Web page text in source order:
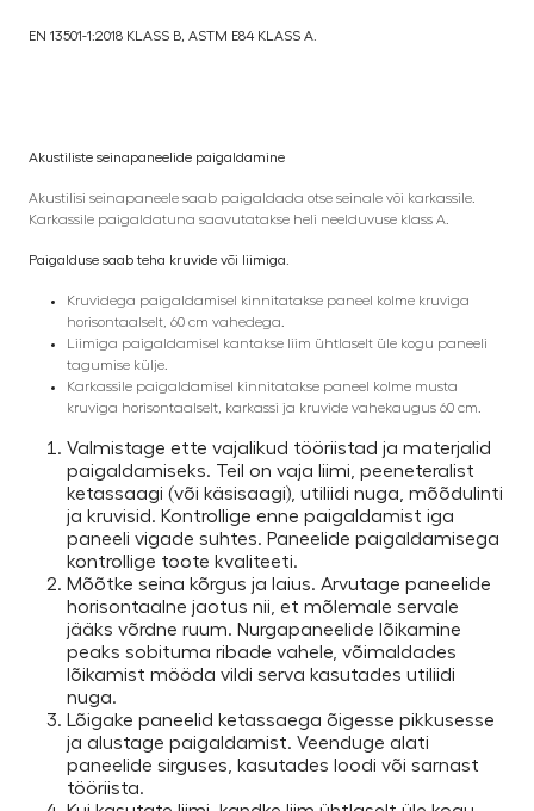
EN 13501-1:2018 KLASS B, ASTM E84 KLASS A.
Akustiliste seinapaneelide paigaldamine
Akustilisi seinapaneele saab paigaldada otse seinale või karkassile.
Karkassile paigaldatuna saavutatakse heli neelduvuse klass A.
Paigalduse saab teha kruvide või liimiga.
Kruvidega paigaldamisel kinnitatakse paneel kolme kruviga
horisontaalselt, 60 cm vahedega.
Liimiga paigaldamisel kantakse liim ühtlaselt üle kogu paneeli
tagumise külje.
Karkassile paigaldamisel kinnitatakse paneel kolme musta
kruviga horisontaalselt, karkassi ja kruvide vahekaugus 60 cm.
Valmistage ette vajalikud tööriistad ja materjalid
paigaldamiseks. Teil on vaja liimi, peeneteralist
ketassaagi (või käsisaagi), utiliidi nuga, mõõdulinti
ja kruvisid. Kontrollige enne paigaldamist iga
paneeli vigade suhtes. Paneelide paigaldamisega
kontrollige toote kvaliteeti.
Mõõtke seina kõrgus ja laius. Arvutage paneelide
horisontaalne jaotus nii, et mõlemale servale
jääks võrdne ruum. Nurgapaneelide lõikamine
peaks sobituma ribade vahele, võimaldades
lõikamist mööda vildi serva kasutades utiliidi
nuga.
Lõigake paneelid ketassaega õigesse pikkusesse
ja alustage paigaldamist. Veenduge alati
paneelide sirguses, kasutades loodi või sarnast
tööriista.